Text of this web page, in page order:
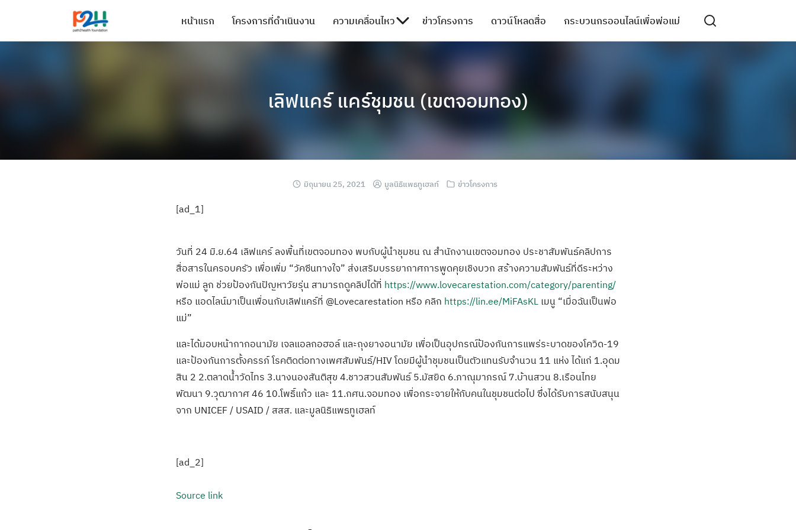
หน้าแรก โครงการที่ดำเนินงาน ความเคลื่อนไหว ข่าวโครงการ ดาวน์โหลดสื่อ กระบวนกรออนไลน์เพื่อพ่อแม่
เลิฟแคร์ แคร์ชุมชน (เขตจอมทอง)
มิถุนายน 25, 2021 มูลนิธิแพธทูเฮลท์ ข่าวโครงการ
[ad_1]
วันที่ 24 มิ.ย.64 เลิฟแคร์ ลงพื้นที่เขตจอมทอง พบกับผู้นำชุมชน ณ สำนักงานเขตจอมทอง ประชาสัมพันธ์คลิปการ
สื่อสารในครอบครัว เพื่อเพิ่ม “วัคซีนทางใจ” ส่งเสริมบรรยากาศการพูดคุยเชิงบวก สร้างความสัมพันธ์ที่ดีระหว่าง
พ่อแม่ ลูก ช่วยป้องกันปัญหาวัยรุ่น สามารถดูคลิปได้ที่ https://www.lovecarestation.com/category/parenting/
หรือ แอดไลน์มาเป็นเพื่อนกับเลิฟแคร์ที่ @Lovecarestation หรือ คลิก https://lin.ee/MiFAsKL เมนู “เมื่อฉันเป็นพ่อ
แม่”
และได้มอบหน้ากากอนามัย เจลแอลกอฮอล์ และถุงยางอนามัย เพื่อเป็นอุปกรณ์ป้องกันการแพร่ระบาดของโควิด-19
และป้องกันการตั้งครรภ์ โรคติดต่อทางเพศสัมพันธ์/HIV โดยมีผู้นำชุมชนเป็นตัวแทนรับจำนวน 11 แห่ง ได้แก่ 1.อุดม
สิน 2 2.ตลาดน้ำวัดไทร 3.นางนองสันติสุข 4.ชาวสวนสัมพันธ์ 5.มัสยิด 6.ภาณุมาภรณ์ 7.บ้านสวน 8.เรือนไทย
พัฒนา 9.วุฒากาศ 46 10.โพธิ์แก้ว และ 11.กศน.จอมทอง เพื่อกระจายให้กับคนในชุมชนต่อไป ซึ่งได้รับการสนับสนุน
จาก UNICEF / USAID / สสส. และมูลนิธิแพธทูเฮลท์
[ad_2]
Source link